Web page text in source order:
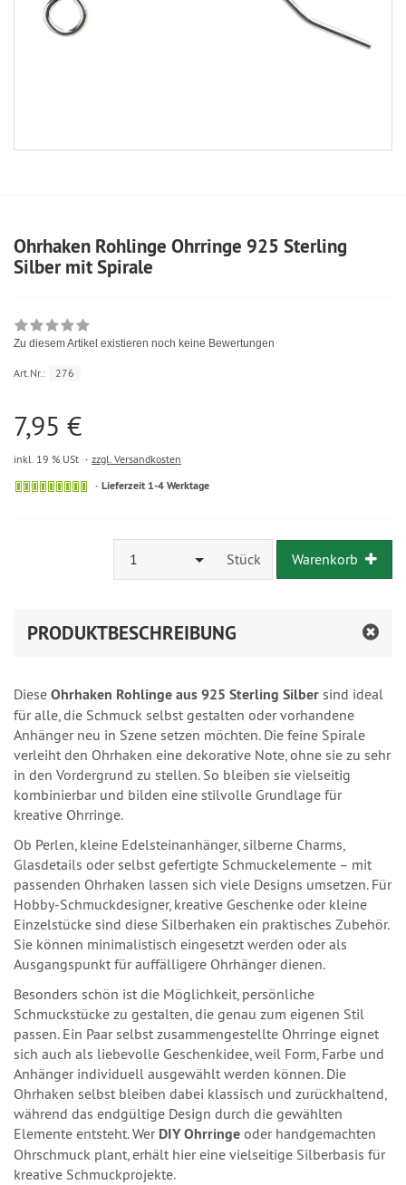
Ohrhaken Rohlinge Ohrringe 925 Sterling
Silber mit Spirale
Zu diesem Artikel existieren noch keine Bewertungen
Art.Nr.: 276
7,95 €
inkl. 19 % USt zzgl. Versandkosten
Lieferzeit 1-4 Werktage
1 Stück Warenkorb
PRODUKTBESCHREIBUNG
Diese Ohrhaken Rohlinge aus 925 Sterling Silber sind ideal
für alle, die Schmuck selbst gestalten oder vorhandene
Anhänger neu in Szene setzen möchten. Die feine Spirale
verleiht den Ohrhaken eine dekorative Note, ohne sie zu sehr
in den Vordergrund zu stellen. So bleiben sie vielseitig
kombinierbar und bilden eine stilvolle Grundlage für
kreative Ohrringe.
Ob Perlen, kleine Edelsteinanhänger, silberne Charms,
Glasdetails oder selbst gefertigte Schmuckelemente – mit
passenden Ohrhaken lassen sich viele Designs umsetzen. Für
Hobby-Schmuckdesigner, kreative Geschenke oder kleine
Einzelstücke sind diese Silberhaken ein praktisches Zubehör.
Sie können minimalistisch eingesetzt werden oder als
Ausgangspunkt für auffälligere Ohrhänger dienen.
Besonders schön ist die Möglichkeit, persönliche
Schmuckstücke zu gestalten, die genau zum eigenen Stil
passen. Ein Paar selbst zusammengestellte Ohrringe eignet
sich auch als liebevolle Geschenkidee, weil Form, Farbe und
Anhänger individuell ausgewählt werden können. Die
Ohrhaken selbst bleiben dabei klassisch und zurückhaltend,
während das endgültige Design durch die gewählten
Elemente entsteht. Wer DIY Ohrringe oder handgemachten
Ohrschmuck plant, erhält hier eine vielseitige Silberbasis für
kreative Schmuckprojekte.